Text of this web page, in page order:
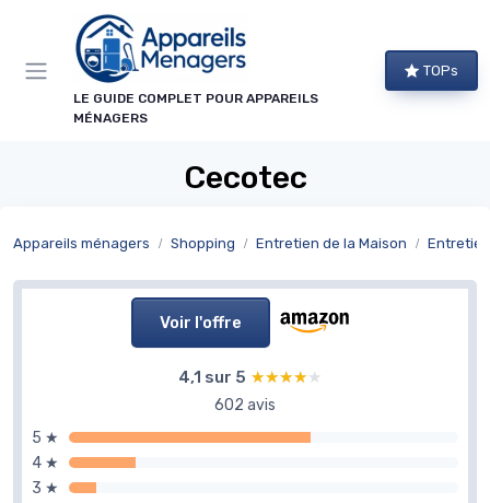
LE GUIDE COMPLET POUR APPAREILS
MÉNAGERS
TOPs
Cecotec
Appareils ménagers Shopping Entretien de la Maison
Voir l'offre
4,1 sur 5 ★★★★★
★★★★★
602 avis
5 ★
4 ★
3 ★
Panneau de gestion des cookies